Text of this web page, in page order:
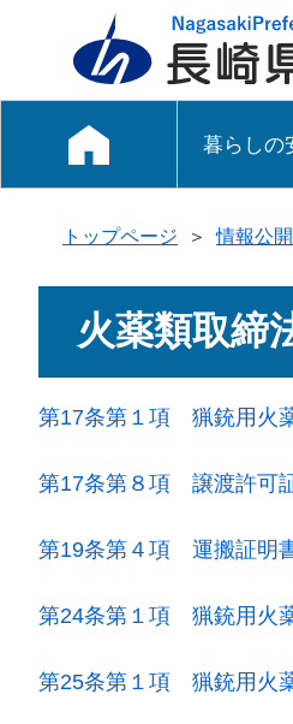
暮らしの
トップページ ＞ 情報公開
火薬類取締
第17条第１項 猟銃用火
第17条第８項 譲渡許可
第19条第４項 運搬証明
第24条第１項 猟銃用火
第25条第１項 猟銃用火